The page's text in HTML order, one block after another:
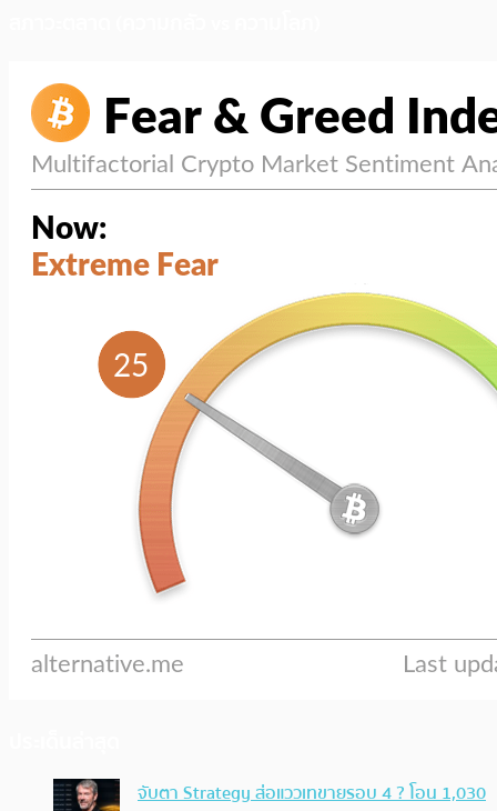
จับตา Strategy ส่อแววเทขายรอบ 4 ? โอน 1,030